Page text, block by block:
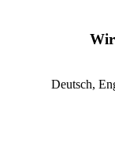
Wir
Deutsch,